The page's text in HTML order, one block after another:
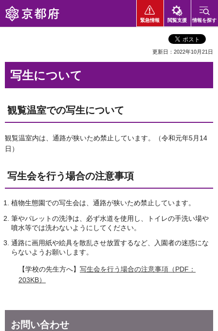
京都府
緊急情報 閲覧支援 情報を探す
更新日：2022年10月21日
写生について
観覧温室での写生について
観覧温室内は、通路が狭いため禁止しています。（令和元年5月14
日）
写生会を行う場合の注意事項
植物生態園での写生会は、通路が狭いため禁止しています。
筆やパレットの洗浄は、必ず水道を使用し、トイレの手洗い場や
噴水等では洗わないようにしてください。
通路に画用紙や絵具を散乱させ放置するなど、入園者の迷惑にな
らないようお願いします。
【学校の先生方へ】 写生会を行う場合の注意事項（PDF：
203KB）
お問い合わせ